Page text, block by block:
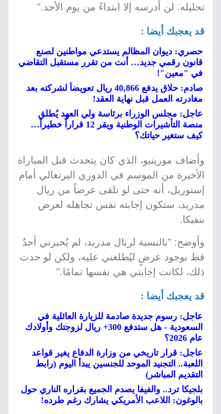
تحليله. لن أدرسه إلا ابتداءً من يوم الأحد."
قد يعجبك أيضا :
حصري: ديوان المظالم يستدعي مواطنين لصنع
قانون رقمي جديد… أنت من تقرر مستقبل التقاضي
في "معين"!
صادم: حلاق يدفع 40,866 ريال تعويضاً لشركته بعد
مغادرته العمل قبل نهاية العقد!
عاجل: مجلس الوزراء برئاسة ولي العهد يُطلق
منصة التأشيرات الوطنية ويقر 12 قراراً خطيراً…
كيف ستغير حياتك؟
وأضاف مورينيو، الذي كان يتحدث قبل المباراة
الأخيرة من الموسم في الدوري البرتغالي أمام
إستوريل، أنه حتى لو تلقى عرضاً من ريال
مدريد، ستكون إجابته نفس تجاهله لعرض
بنفيكا.
وأوضح: "بالنسبة لريال مدريد، لم يُخبرني أحدٌ
قط بوجود عرضٍ ليُطلعني عليه، ولكن لو حدث
ذلك، لكانت إجابتي هي نفسها تمامًا."
قد يعجبك أيضا :
عاجل: رسوم جديدة صادمة للزيارة العائلية في
السعودية - هل ستدفع 300+ ريال لزوجتك وأولادك
عام 2026؟
عاجل: قرار تاريخي من وزارة الدفاع يغير قواعد
اللعبة.. التجنيد الموحد للجنسين يبدأ اليوم (رابط
التقديم المباشر)
بلجيكا ترد.. والفيفا يصدم الجميع بقراره الناري حول
بالوغون: اللاعب الأمريكي يشارك رغم طرده!